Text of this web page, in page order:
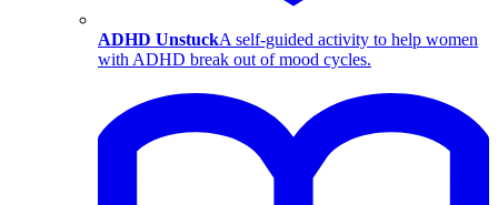
ADHD UnstuckA self-guided activity to help women
with ADHD break out of mood cycles.